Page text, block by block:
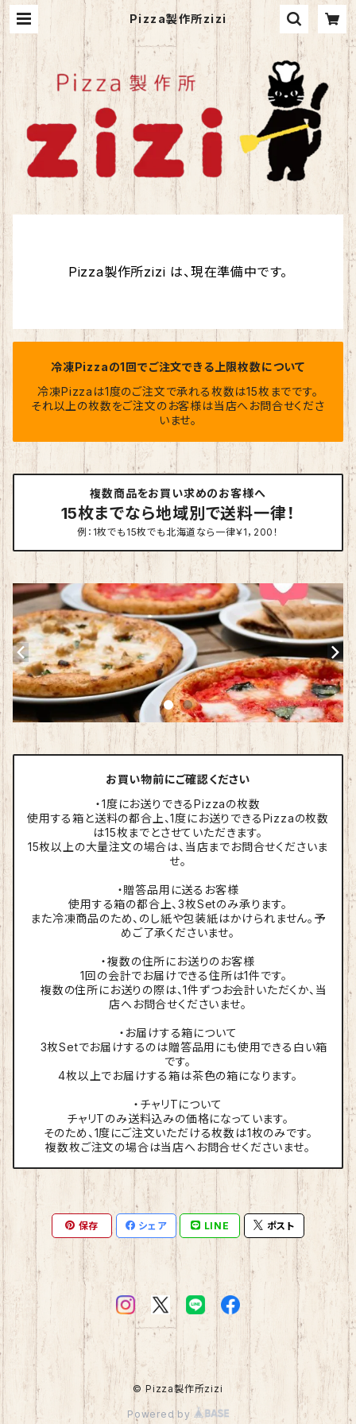
Pizza製作所zizi
Pizza製作所zizi は、現在準備中です。
冷凍Pizzaの1回でご注文できる上限枚数について
冷凍Pizzaは1度のご注文で承れる枚数は15枚までです。
それ以上の枚数をご注文のお客様は当店へお問合せくださ
いませ。
複数商品をお買い求めのお客様へ
15枚までなら地域別で送料一律！
例：1枚でも15枚でも北海道なら一律￥1，200！
お買い物前にご確認ください
・1度にお送りできるPizzaの枚数
使用する箱と送料の都合上、1度にお送りできるPizzaの枚数
は15枚までとさせていただきます。
15枚以上の大量注文の場合は、当店までお問合せくださいま
せ。
・贈答品用に送るお客様
使用する箱の都合上、3枚Setのみ承ります。
また冷凍商品のため、のし紙や包装紙はかけられません。予
めご了承くださいませ。
・複数の住所にお送りのお客様
1回の会計でお届けできる住所は1件です。
複数の住所にお送りの際は、1件ずつお会計いただくか、当
店へお問合せくださいませ。
・お届けする箱について
3枚Setでお届けするのは贈答品用にも使用できる白い箱
です。
4枚以上でお届けする箱は茶色の箱になります。
・チャリTについて
チャリTのみ送料込みの価格になっています。
そのため、1度にご注文いただける枚数は1枚のみです。
複数枚ご注文の場合は当店へお問合せくださいませ。
保存 シェア LINE ポスト
© Pizza製作所zizi
Powered by